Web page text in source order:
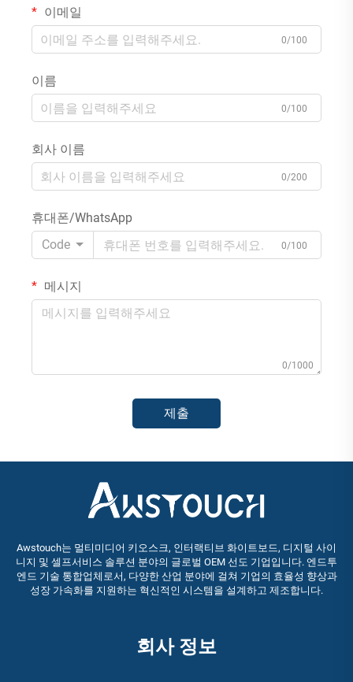
이메일
0/100
이름
0/100
회사 이름
0/200
휴대폰/WhatsApp
Code
0/100
메시지
0/1000
제출
Awstouch는 멀티미디어 키오스크, 인터랙티브 화이트보드, 디지털 사이
니지 및 셀프서비스 솔루션 분야의 글로벌 OEM 선도 기업입니다. 엔드투
엔드 기술 통합업체로서, 다양한 산업 분야에 걸쳐 기업의 효율성 향상과
성장 가속화를 지원하는 혁신적인 시스템을 설계하고 제조합니다.
회사 정보